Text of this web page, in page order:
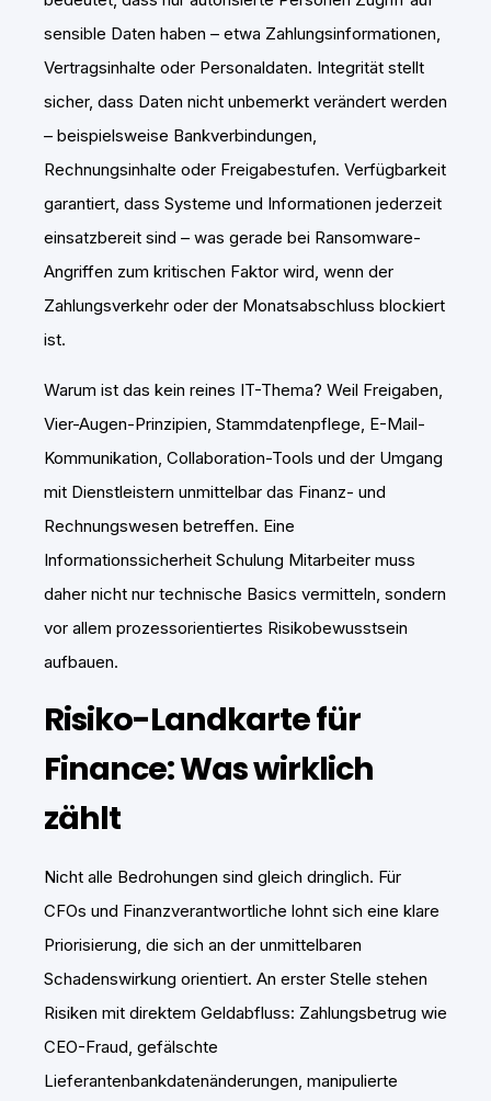
sensible Daten haben – etwa Zahlungsinformationen,
Vertragsinhalte oder Personaldaten. Integrität stellt
sicher, dass Daten nicht unbemerkt verändert werden
– beispielsweise Bankverbindungen,
Rechnungsinhalte oder Freigabestufen. Verfügbarkeit
garantiert, dass Systeme und Informationen jederzeit
einsatzbereit sind – was gerade bei Ransomware-
Angriffen zum kritischen Faktor wird, wenn der
Zahlungsverkehr oder der Monatsabschluss blockiert
ist.
Warum ist das kein reines IT-Thema? Weil Freigaben,
Vier-Augen-Prinzipien, Stammdatenpflege, E-Mail-
Kommunikation, Collaboration-Tools und der Umgang
mit Dienstleistern unmittelbar das Finanz- und
Rechnungswesen betreffen. Eine
Informationssicherheit Schulung Mitarbeiter muss
daher nicht nur technische Basics vermitteln, sondern
vor allem prozessorientiertes Risikobewusstsein
aufbauen.
Risiko-Landkarte für
Finance: Was wirklich
zählt
Nicht alle Bedrohungen sind gleich dringlich. Für
CFOs und Finanzverantwortliche lohnt sich eine klare
Priorisierung, die sich an der unmittelbaren
Schadenswirkung orientiert. An erster Stelle stehen
Risiken mit direktem Geldabfluss: Zahlungsbetrug wie
CEO-Fraud, gefälschte
Lieferantenbankdatenänderungen, manipulierte